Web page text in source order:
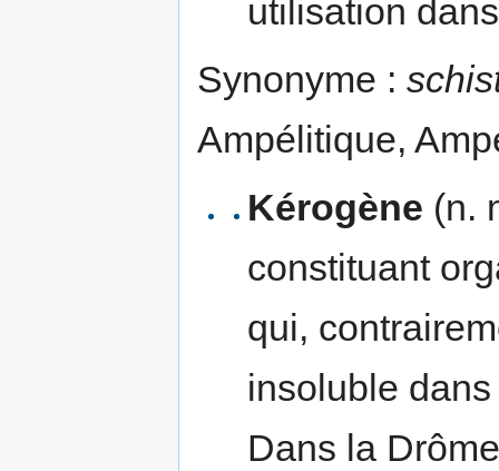
utilisation
Synonyme :
Ampélitique,
Kérogène (n.
constituant
qui,
insoluble
Dans la